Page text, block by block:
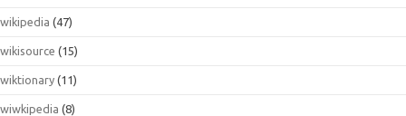
wikipedia (47)
wikisource (15)
wiktionary (11)
wiwkipedia (8)